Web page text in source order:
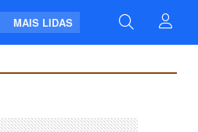
MAIS LIDAS